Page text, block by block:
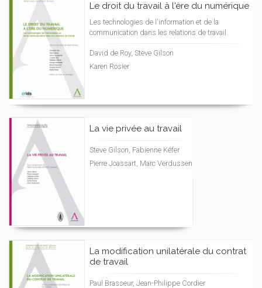
Le droit du travail à l'ère du numérique
Les technologies de l'information et de la
communication dans les relations de travail
David de Roy, Steve Gilson
Karen Rosier
La vie privée au travail
Steve Gilson, Fabienne Kéfer
Pierre Joassart, Marc Verdussen
La modification unilatérale du contrat
de travail
Paul Brasseur, Jean-Philippe Cordier